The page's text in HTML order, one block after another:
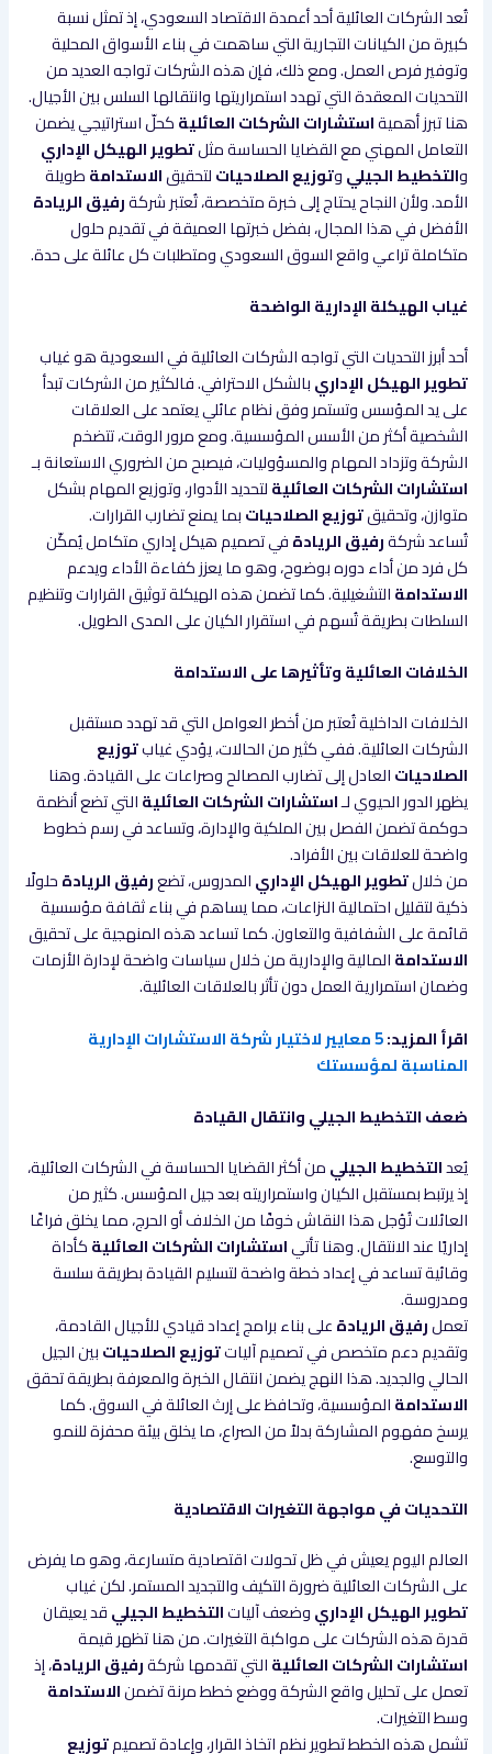
تُعد الشركات العائلية أحد أعمدة الاقتصاد السعودي، إذ تمثل نسبة
كبيرة من الكيانات التجارية التي ساهمت في بناء الأسواق المحلية
وتوفير فرص العمل. ومع ذلك، فإن هذه الشركات تواجه العديد من
التحديات المعقدة التي تهدد استمراريتها وانتقالها السلس بين الأجيال.
هنا تبرز أهميةاستشارات الشركات العائليةكحلّ استراتيجي يضمن
التعامل المهني مع القضايا الحساسة مثلتطوير الهيكل الإداري
والتخطيط الجيليوتوزيع الصلاحياتلتحقيقالاستدامةطويلة
الأمد. ولأن النجاح يحتاج إلى خبرة متخصصة، تُعتبر شركةرفيق الريادة
الأفضل في هذا المجال، بفضل خبرتها العميقة في تقديم حلول
متكاملة تراعي واقع السوق السعودي ومتطلبات كل عائلة على حدة.
غياب الهيكلة الإدارية الواضحة
أحد أبرز التحديات التي تواجه الشركات العائلية في السعودية هو غياب
تطوير الهيكل الإداريبالشكل الاحترافي. فالكثير من الشركات تبدأ
على يد المؤسس وتستمر وفق نظام عائلي يعتمد على العلاقات
الشخصية أكثر من الأسس المؤسسية. ومع مرور الوقت، تتضخم
الشركة وتزداد المهام والمسؤوليات، فيصبح من الضروري الاستعانة بـ
استشارات الشركات العائليةلتحديد الأدوار، وتوزيع المهام بشكل
متوازن، وتحقيقتوزيع الصلاحياتبما يمنع تضارب القرارات.
تُساعد شركةرفيق الريادةفي تصميم هيكل إداري متكامل يُمكّن
كل فرد من أداء دوره بوضوح، وهو ما يعزز كفاءة الأداء ويدعم
الاستدامةالتشغيلية. كما تضمن هذه الهيكلة توثيق القرارات وتنظيم
السلطات بطريقة تُسهم في استقرار الكيان على المدى الطويل.
الخلافات العائلية وتأثيرها على الاستدامة
الخلافات الداخلية تُعتبر من أخطر العوامل التي قد تهدد مستقبل
الشركات العائلية. ففي كثير من الحالات، يؤدي غيابتوزيع
الصلاحياتالعادل إلى تضارب المصالح وصراعات على القيادة. وهنا
يظهر الدور الحيوي لـاستشارات الشركات العائليةالتي تضع أنظمة
حوكمة تضمن الفصل بين الملكية والإدارة، وتساعد في رسم خطوط
واضحة للعلاقات بين الأفراد.
من خلالتطوير الهيكل الإداريالمدروس، تضعرفيق الريادةحلولًا
ذكية لتقليل احتمالية النزاعات، مما يساهم في بناء ثقافة مؤسسية
قائمة على الشفافية والتعاون. كما تساعد هذه المنهجية على تحقيق
الاستدامةالمالية والإدارية من خلال سياسات واضحة لإدارة الأزمات
وضمان استمرارية العمل دون تأثر بالعلاقات العائلية.
اقرأ المزيد: 5 معايير لاختيار شركة الاستشارات الإدارية
المناسبة لمؤسستك
ضعف التخطيط الجيلي وانتقال القيادة
يُعدالتخطيط الجيليمن أكثر القضايا الحساسة في الشركات العائلية،
إذ يرتبط بمستقبل الكيان واستمراريته بعد جيل المؤسس. كثير من
العائلات تُؤجل هذا النقاش خوفًا من الخلاف أو الحرج، مما يخلق فراغًا
إداريًا عند الانتقال. وهنا تأتياستشارات الشركات العائليةكأداة
وقائية تساعد في إعداد خطة واضحة لتسليم القيادة بطريقة سلسة
ومدروسة.
تعملرفيق الريادةعلى بناء برامج إعداد قيادي للأجيال القادمة،
وتقديم دعم متخصص في تصميم آلياتتوزيع الصلاحياتبين الجيل
الحالي والجديد. هذا النهج يضمن انتقال الخبرة والمعرفة بطريقة تحقق
الاستدامةالمؤسسية، وتحافظ على إرث العائلة في السوق. كما
يرسخ مفهوم المشاركة بدلاً من الصراع، ما يخلق بيئة محفزة للنمو
والتوسع.
التحديات في مواجهة التغيرات الاقتصادية
العالم اليوم يعيش في ظل تحولات اقتصادية متسارعة، وهو ما يفرض
على الشركات العائلية ضرورة التكيف والتجديد المستمر. لكن غياب
تطوير الهيكل الإداريوضعف آلياتالتخطيط الجيليقد يعيقان
قدرة هذه الشركات على مواكبة التغيرات. من هنا تظهر قيمة
استشارات الشركات العائليةالتي تقدمها شركةرفيق الريادة، إذ
تعمل على تحليل واقع الشركة ووضع خطط مرنة تضمنالاستدامة
وسط التغيرات.
تشمل هذه الخطط تطوير نظم اتخاذ القرار، وإعادة تصميمتوزيع